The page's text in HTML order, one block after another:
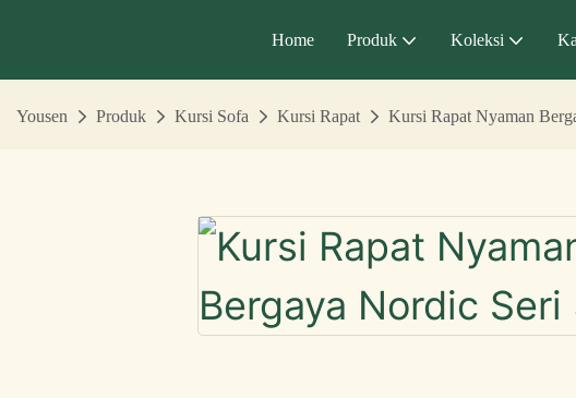
Home Produk Koleksi
Yousen Produk Kursi Sofa Kursi Rapat Kursi Rapat Nyaman